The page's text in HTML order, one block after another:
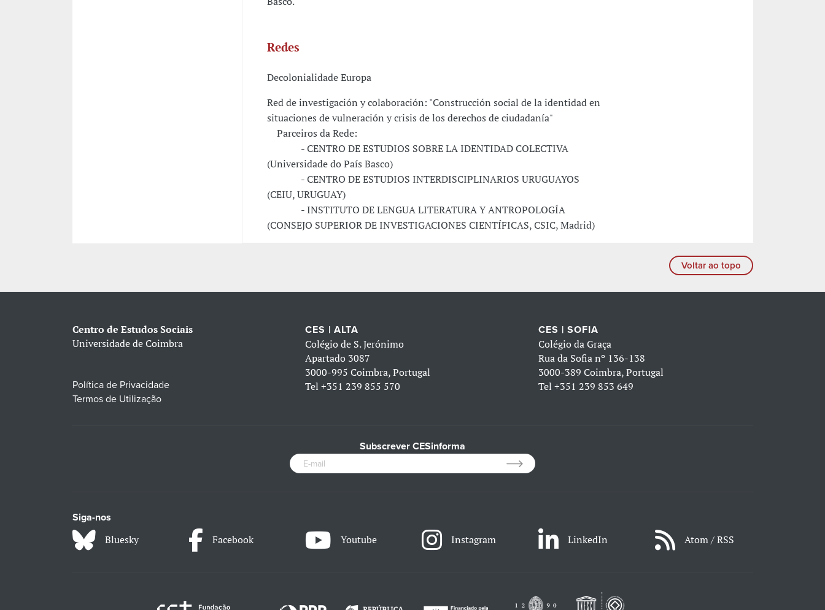
Redes
Decolonialidade Europa
Red de investigación y colaboración: "Construcción social de la identidad en
situaciones de vulneración y crisis de los derechos de ciudadanía"
Parceiros da Rede:
- CENTRO DE ESTUDIOS SOBRE LA IDENTIDAD COLECTIVA
(Universidade do País Basco)
- CENTRO DE ESTUDIOS INTERDISCIPLINARIOS URUGUAYOS
(CEIU, URUGUAY)
- INSTITUTO DE LENGUA LITERATURA Y ANTROPOLOGÍA
(CONSEJO SUPERIOR DE INVESTIGACIONES CIENTÍFICAS, CSIC, Madrid)
Voltar ao topo
Centro de Estudos Sociais
Universidade de Coimbra
Política de Privacidade
Termos de Utilização
CES | ALTA
Colégio de S. Jerónimo
Apartado 3087
3000-995 Coimbra, Portugal
Tel+351 239 855 570
CES | SOFIA
Colégio da Graça
Rua da Sofia nº 136-138
3000-389 Coimbra, Portugal
Tel +351 239 853 649
Subscrever CESinforma
Siga-nos
Bluesky Facebook Youtube Instagram LinkedIn Atom / RSS